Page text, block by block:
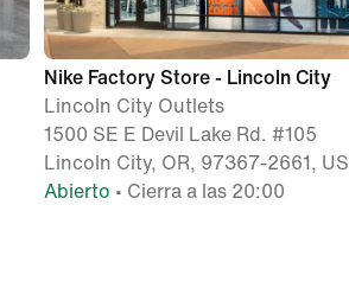
Nike Factory Store - Lincoln City
Lincoln City Outlets
1500 SE E Devil Lake Rd. #105
Lincoln City, OR, 97367-2661, US
Abierto • Cierra a las 20:00